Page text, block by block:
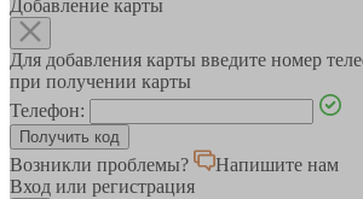
Добавление карты
Для добавления карты введите номер
при получении карты
Телефон:
Возникли проблемы?
Напишите нам
Вход или регистрация